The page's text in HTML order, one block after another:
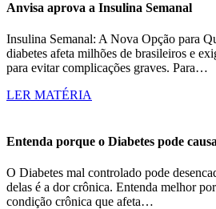
Anvisa aprova a Insulina Semanal
Insulina Semanal: A Nova Opção para
diabetes afeta milhões de brasileiros e
para evitar complicações graves. Para…
LER MATÉRIA
Entenda porque o Diabetes pode
O Diabetes mal controlado pode
delas é a dor crônica. Entenda melhor
condição crônica que afeta…